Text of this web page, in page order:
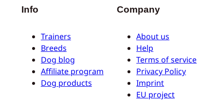
Info
Trainers
Breeds
Dog blog
Affiliate program
Dog products
Company
About us
Help
Terms of service
Privacy Policy
Imprint
EU project